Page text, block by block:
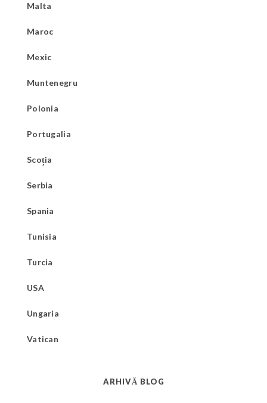
Malta
Maroc
Mexic
Muntenegru
Polonia
Portugalia
Scoția
Serbia
Spania
Tunisia
Turcia
USA
Ungaria
Vatican
ARHIVĂ BLOG